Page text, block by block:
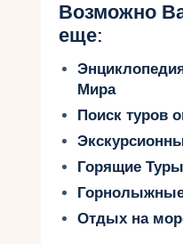
Возможно
еще:
Мира
Поиск туров
Горящие Туры
Отдых на